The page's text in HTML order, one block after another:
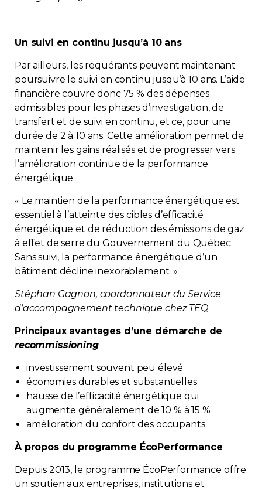
Un suivi en continu jusqu’à 10 ans
Par ailleurs, les requérants peuvent maintenant
poursuivre le suivi en continu jusqu’à 10 ans. L’aide
financière couvre donc 75 % des dépenses
admissibles pour les phases d’investigation, de
transfert et de suivi en continu, et ce, pour une
durée de 2 à 10 ans. Cette amélioration permet de
maintenir les gains réalisés et de progresser vers
l’amélioration continue de la performance
énergétique.
« Le maintien de la performance énergétique est
essentiel à l’atteinte des cibles d’efficacité
énergétique et de réduction des émissions de gaz
à effet de serre du Gouvernement du Québec.
Sans suivi, la performance énergétique d’un
bâtiment décline inexorablement. »
Stéphan Gagnon, coordonnateur du Service
d’accompagnement technique chez TEQ
Principaux avantages d’une démarche de
recommissioning
investissement souvent peu élevé
économies durables et substantielles
hausse de l’efficacité énergétique qui
augmente généralement de 10 % à 15 %
amélioration du confort des occupants
À propos du programme ÉcoPerformance
Depuis 2013, le programme ÉcoPerformance offre
un soutien aux entreprises, institutions et